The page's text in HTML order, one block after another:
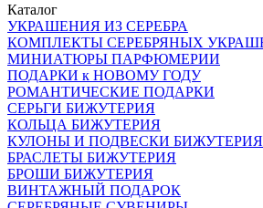
Каталог
УКРАШЕНИЯ ИЗ СЕРЕБРА
КОМПЛЕКТЫ СЕРЕБРЯНЫХ
МИНИАТЮРЫ ПАРФЮМЕРИИ
ПОДАРКИ к НОВОМУ ГОДУ
РОМАНТИЧЕСКИЕ ПОДАРКИ
СЕРЬГИ БИЖУТЕРИЯ
КОЛЬЦА БИЖУТЕРИЯ
КУЛОНЫ И ПОДВЕСКИ БИЖУТЕРИЯ
БРАСЛЕТЫ БИЖУТЕРИЯ
БРОШИ БИЖУТЕРИЯ
ВИНТАЖНЫЙ ПОДАРОК